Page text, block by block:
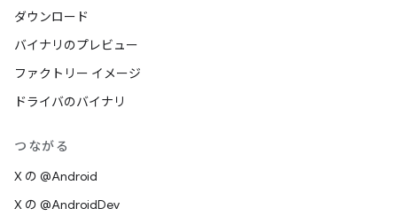
ダウンロード
バイナリのプレビュー
ファクトリー イメージ
ドライバのバイナリ
つながる
X の @Android
X の @AndroidDev